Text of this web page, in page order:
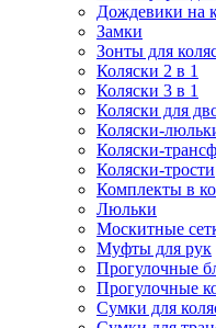
Дождевики на
Замки
Зонты для
Коляски 2 в 1
Коляски 3 в 1
Коляски для
Коляски-
Коляски-
Коляски-трости
Комплекты в
Люльки
Москитные
Муфты для рук
Прогулочные
Прогулочные
Сумки для